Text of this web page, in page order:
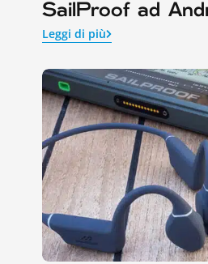
SailProof ad
Leggi di più